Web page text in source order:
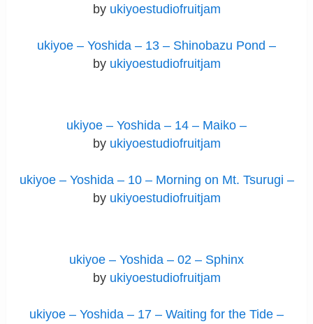
by ukiyoestudiofruitjam
ukiyoe – Yoshida – 13 – Shinobazu Pond –
by ukiyoestudiofruitjam
ukiyoe – Yoshida – 14 – Maiko –
by ukiyoestudiofruitjam
ukiyoe – Yoshida – 10 – Morning on Mt. Tsurugi –
by ukiyoestudiofruitjam
ukiyoe – Yoshida – 02 – Sphinx
by ukiyoestudiofruitjam
ukiyoe – Yoshida – 17 – Waiting for the Tide –